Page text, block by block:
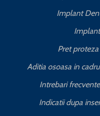
Implant
Pret
Aditia osoasa in
Intrebari
Indicatii dupa